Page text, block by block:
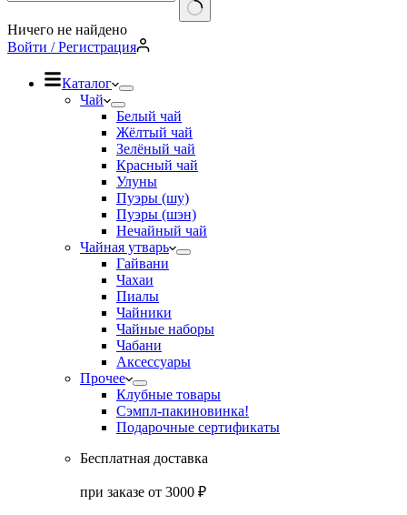
Ничего не найдено
Войти / Регистрация
Каталог
Чай
Белый чай
Жёлтый чай
Зелёный чай
Красный чай
Улуны
Пуэры (шу)
Пуэры (шэн)
Нечайный чай
Чайная утварь
Гайвани
Чахаи
Пиалы
Чайники
Чайные наборы
Чабани
Аксессуары
Прочее
Клубные товары
Сэмпл-пакиновинка!
Подарочные сертификаты
Бесплатная доставка
при заказе от 3000 ₽